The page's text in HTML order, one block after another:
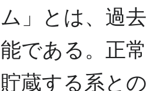
ム」とは、過
能である。正
貯蔵する系と